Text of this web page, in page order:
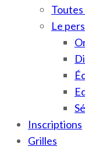
Toutes
Le
Inscriptions
Grilles